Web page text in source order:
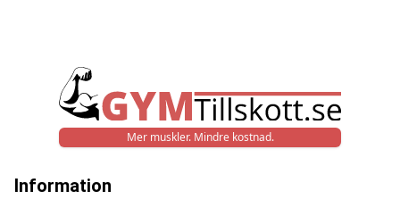
Mer muskler. Mindre kostnad.
Information